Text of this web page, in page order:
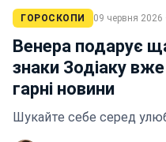
ГОРОСКОПИ 09 червня 2026
Венера подарує
знаки Зодіаку
гарні новини
Шукайте себе серед